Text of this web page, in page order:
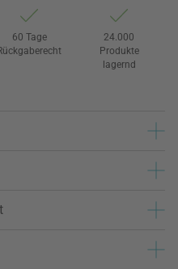
60 Tage
24.000
Produkte
lagernd